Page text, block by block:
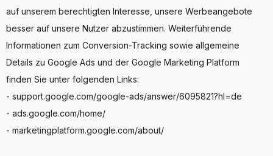
auf unserem berechtigten Interesse, unsere Werbeangebote
besser auf unsere Nutzer abzustimmen. Weiterführende
Informationen zum Conversion-Tracking sowie allgemeine
Details zu Google Ads und der Google Marketing Platform
finden Sie unter folgenden Links:
- support.google.com/google-ads/answer/6095821?hl=de
- ads.google.com/home/
- marketingplatform.google.com/about/